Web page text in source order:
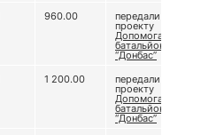
960.00 передали
проекту
Допомога
батальйону
“Донбас”
1 200.00 передали
проекту
Допомога
батальйону
“Донбас”